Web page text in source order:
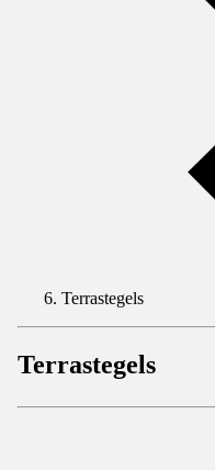
Terrastegels
Terrastegels